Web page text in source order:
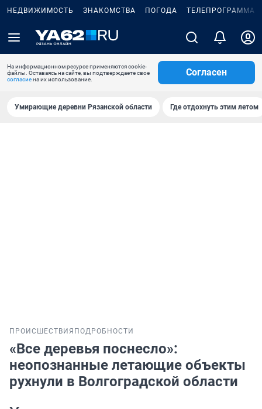
НЕДВИЖИМОСТЬ ЗНАКОМСТВА ПОГОДА ТЕЛЕПРОГРАММА
На информационном ресурсе применяются cookie-
файлы. Оставаясь на сайте, вы подтверждаете свое
согласиена их использование.
Согласен
Умирающие деревни Рязанской области Где отдохнуть этим летом
ПРОИСШЕСТВИЯ ПОДРОБНОСТИ
«Все деревья поснесло»:
неопознанные летающие объекты
рухнули в Волгоградской области